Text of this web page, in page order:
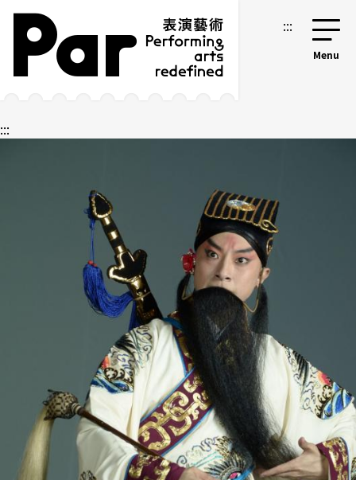
跳到主要內容區塊
網站導覽 :::
:::